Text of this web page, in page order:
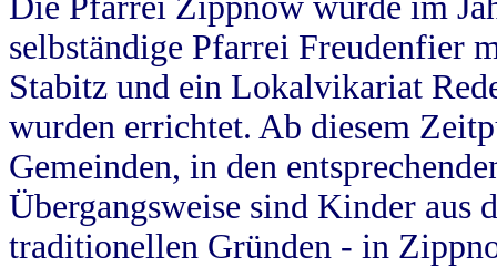
selbständige Pfarrei Freudenfier
Stabitz und ein Lokalvikariat
wurden errichtet. Ab diesem
Gemeinden, in den
Übergangsweise sind Kinder aus
traditionellen Gründen - in